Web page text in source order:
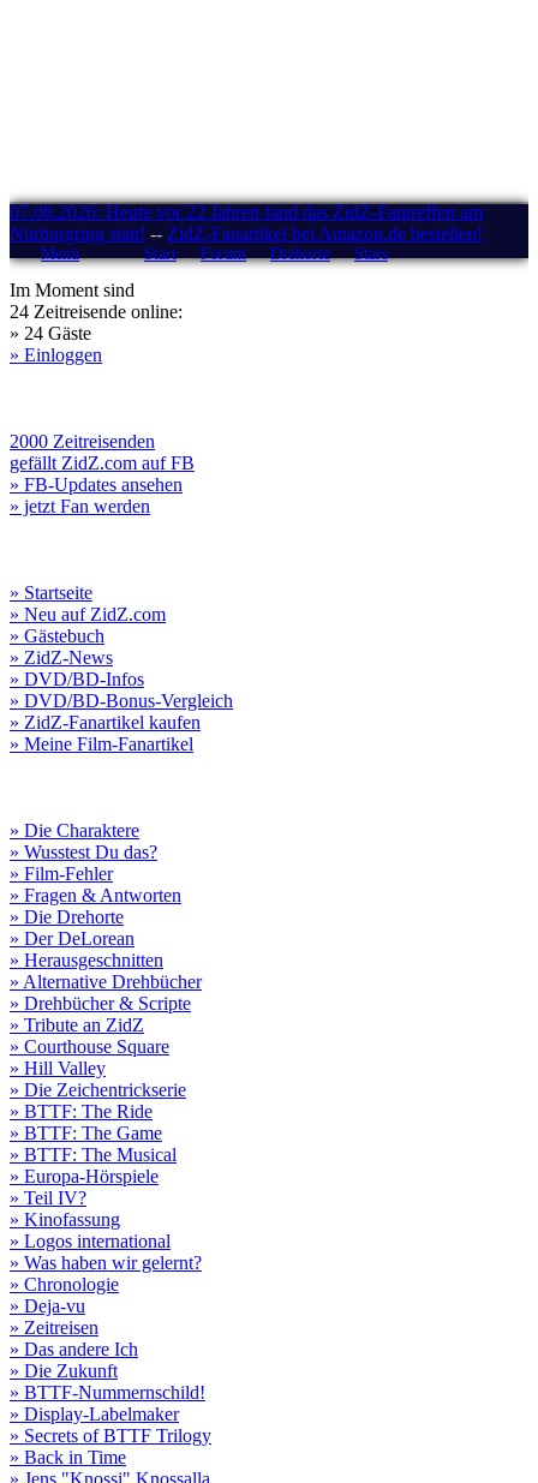
07.08.2026: Heute vor 22 Jahren fand das ZidZ-Fantreffen am
Nürburgring statt! -- ZidZ-Fanartikel bei Amazon.de bestellen!
Menü Start Forum Drehorte Stars
Im Moment sind
24 Zeitreisende online:
» 24 Gäste
» Einloggen
2000 Zeitreisenden
gefällt ZidZ.com auf FB
» FB-Updates ansehen
» jetzt Fan werden
» Startseite
» Neu auf ZidZ.com
» Gästebuch
» ZidZ-News
» DVD/BD-Infos
» DVD/BD-Bonus-Vergleich
» ZidZ-Fanartikel kaufen
» Meine Film-Fanartikel
» Die Charaktere
» Wusstest Du das?
» Film-Fehler
» Fragen & Antworten
» Die Drehorte
» Der DeLorean
» Herausgeschnitten
» Alternative Drehbücher
» Drehbücher & Scripte
» Tribute an ZidZ
» Courthouse Square
» Hill Valley
» Die Zeichentrickserie
» BTTF: The Ride
» BTTF: The Game
» BTTF: The Musical
» Europa-Hörspiele
» Teil IV?
» Kinofassung
» Logos international
» Was haben wir gelernt?
» Chronologie
» Deja-vu
» Zeitreisen
» Das andere Ich
» Die Zukunft
» BTTF-Nummernschild!
» Display-Labelmaker
» Secrets of BTTF Trilogy
» Back in Time
» Jens "Knossi" Knossalla